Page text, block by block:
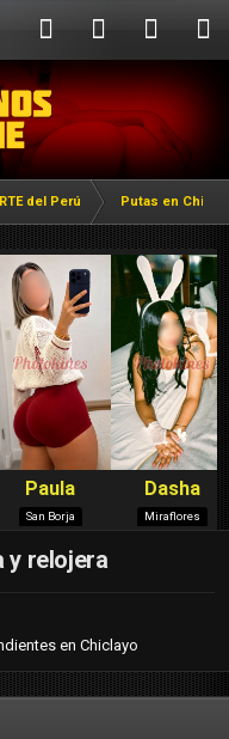
del Perú Putas en
y relojera
en Chiclayo